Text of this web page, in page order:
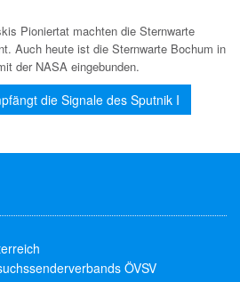
Pioniertat machten die Sternwarte
Auch heute ist die Sternwarte Bochum in
der NASA eingebunden.
die Signale des Sputnik I
ÖVSV